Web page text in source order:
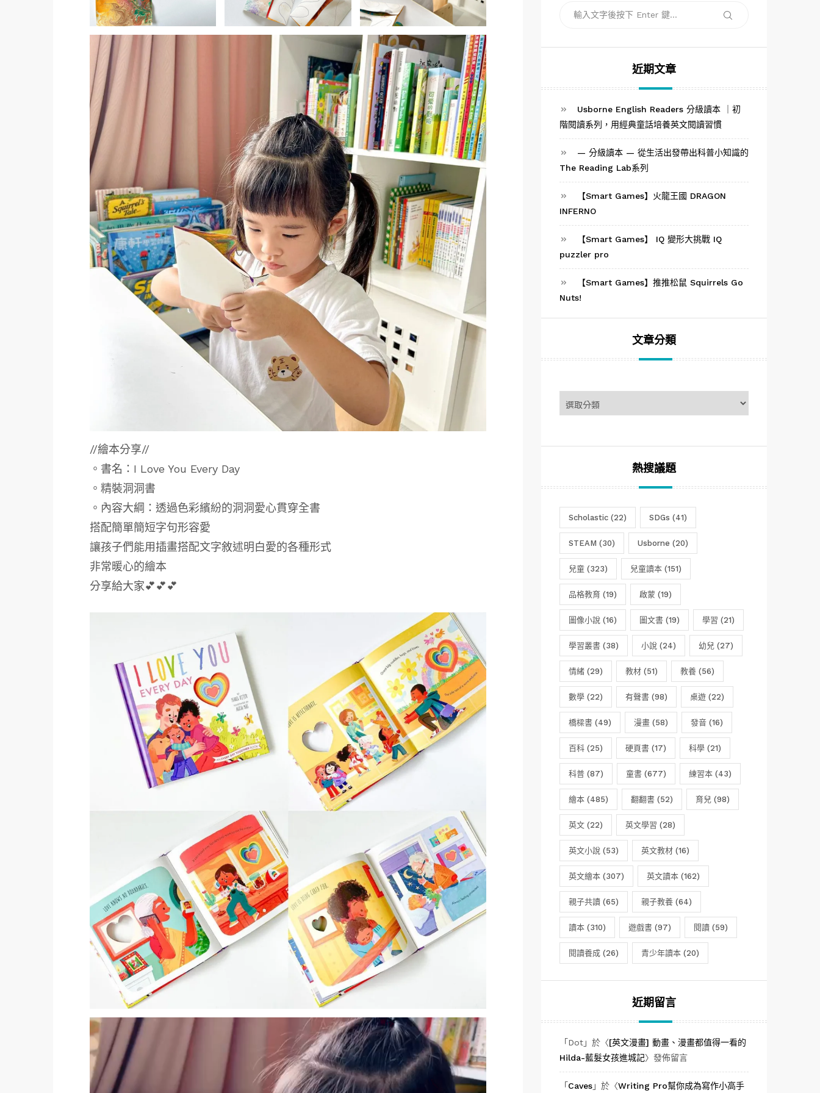
//繪本分享//
。書名：I Love You Every Day
。精裝洞洞書
。內容大綱：透過色彩繽紛的洞洞愛心貫穿全書
搭配簡單簡短字句形容愛
讓孩子們能用插畫搭配文字敘述明白愛的各種形式
非常暖心的繪本
分享給大家💕💕💕
搜
近期文章
Usborne English Readers 分級讀本 ｜初
階閱讀系列，用經典童話培養英文閱讀習慣
— 分級讀本 — 從生活出發帶出科普小知識的
The Reading Lab系列
【Smart Games】火龍王國 DRAGON
INFERNO
【Smart Games】 IQ 變形大挑戰 IQ
puzzler pro
【Smart Games】推推松鼠 Squirrels Go
Nuts!
文章分類
章
分
熱搜議題
Scholastic (22) SDGs (41)
STEAM (30) Usborne (20)
兒童 (323) 兒童讀本 (151)
品格教育 (19) 啟蒙 (19)
圖像小說 (16) 圖文書 (19) 學習 (21)
學習叢書 (38) 小說 (24) 幼兒 (27)
情緒 (29) 教材 (51) 教養 (56)
數學 (22) 有聲書 (98) 桌遊 (22)
橋樑書 (49) 漫畫 (58) 發音 (16)
百科 (25) 硬頁書 (17) 科學 (21)
科普 (87) 童書 (677) 練習本 (43)
繪本 (485) 翻翻書 (52) 育兒 (98)
英文 (22) 英文學習 (28)
英文小說 (53) 英文教材 (16)
英文繪本 (307) 英文讀本 (162)
親子共讀 (65) 親子教養 (64)
讀本 (310) 遊戲書 (97) 閱讀 (59)
閱讀養成 (26) 青少年讀本 (20)
近期留言
「 Dot」於〈[英文漫畫] 動畫、漫畫都值得一看的
Hilda-藍髮女孩進城記〉發佈留言
「 Caves」於〈Writing Pro幫你成為寫作小高手